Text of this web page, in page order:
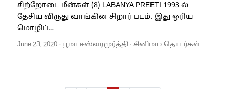
சிற்றோடை மீன்கள் (8) LABANYA PREETI 1993 ல்
தேசிய விருது வாங்கின சிறார் படம். இது ஒரிய
மொழிப்…
June 23, 2020- பூமா ஈஸ்வரமூர்த்தி · சினிமா›தொடர்கள்